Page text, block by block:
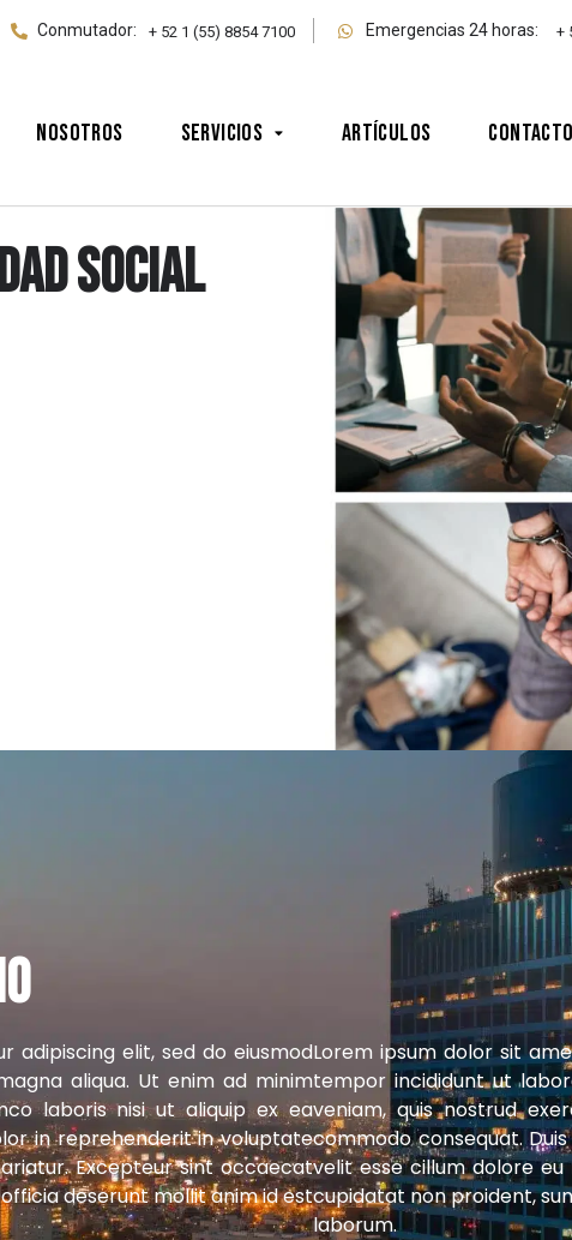
Conmutador: + 52 1 (55) 8854 7100 Emergencias 24 horas: +
Nosotros Servicios Artículos Contacto
social
adipiscing elit, sed do eiusmod
aliqua. Ut enim ad minim
laboris nisi ut aliquip ex ea
in reprehenderit in voluptate
Excepteur sint occaecat
deserunt mollit anim id est
Lorem ipsum dolor sit
tempor incididunt ut
veniam, quis nostrud
commodo consequat.
velit esse cillum dolore
cupidatat non proident,
laborum.